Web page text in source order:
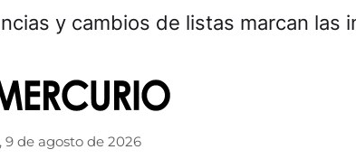
y cambios de listas marcan las
9 de agosto de 2026